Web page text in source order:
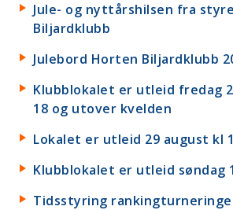
Jule- og nyttårshilsen fra
Biljardklubb
Julebord Horten Biljardklubb
Klubblokalet er utleid fredag
18 og utover kvelden
Lokalet er utleid 29 august kl
Klubblokalet er utleid søndag
Tidsstyring